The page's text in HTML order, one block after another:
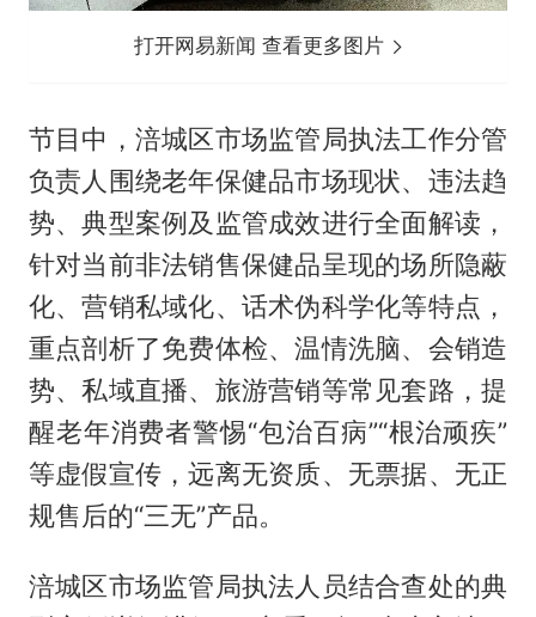
打开网易新闻 查看更多图片
节目中，涪城区市场监管局执法工作分管
负责人围绕老年保健品市场现状、违法趋
势、典型案例及监管成效进行全面解读，
针对当前非法销售保健品呈现的场所隐蔽
化、营销私域化、话术伪科学化等特点，
重点剖析了免费体检、温情洗脑、会销造
势、私域直播、旅游营销等常见套路，提
醒老年消费者警惕“包治百病”“根治顽疾”
等虚假宣传，远离无资质、无票据、无正
规售后的“三无”产品。
涪城区市场监管局执法人员结合查处的典